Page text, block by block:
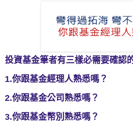
投資基金筆者有三樣必需要確認
1.你跟基金經理人熟悉嗎？
2.你跟基金公司熟悉嗎？
3.你跟基金幣別熟悉嗎？